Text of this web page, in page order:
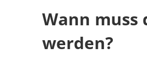
Wann
werden?